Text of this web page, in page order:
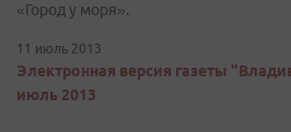
«Город у моря».
11 июль 2013
Электронная версия газеты
июль 2013